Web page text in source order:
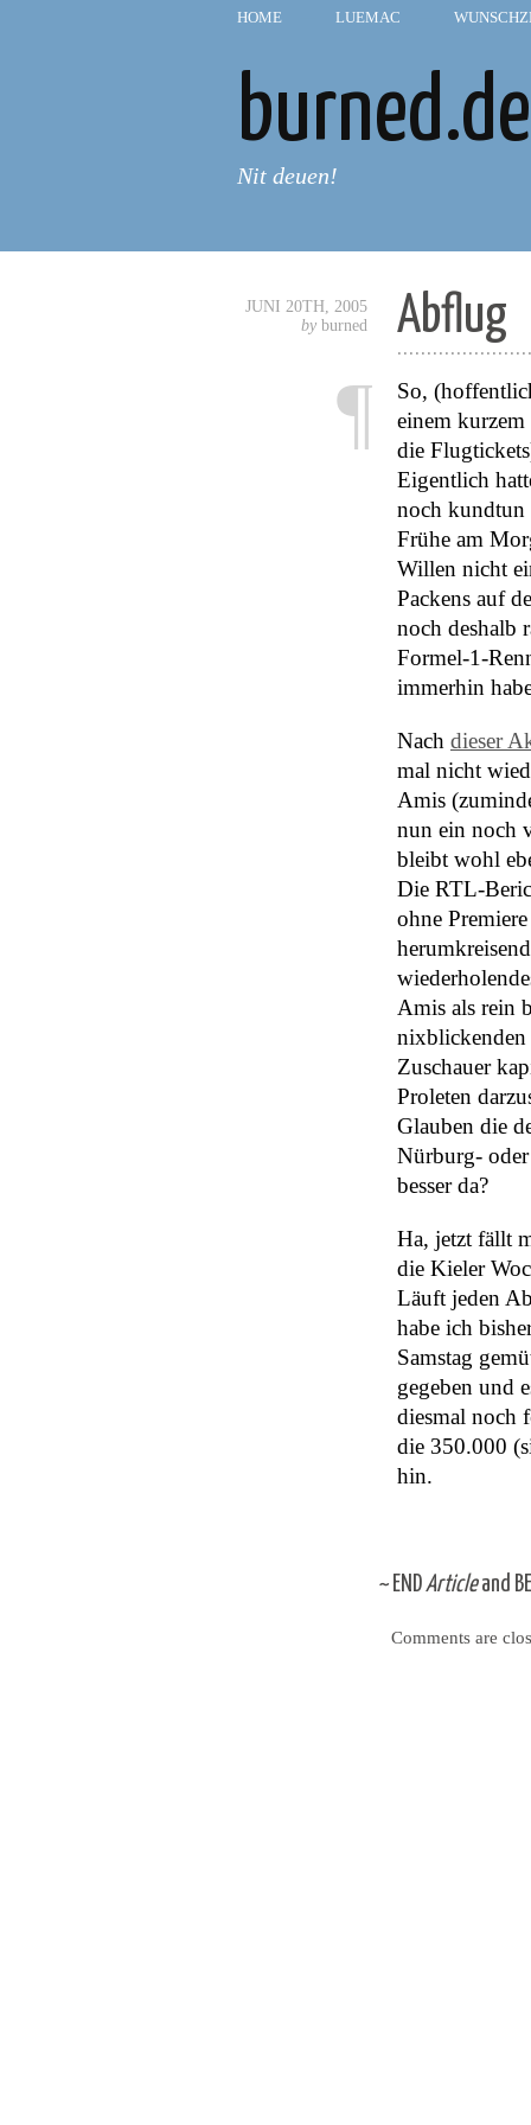
HOME LUEMAC
burned.de
Nit deuen!
JUNI 20TH, 2005
by burned Abflug
¶
So,
einem
die
Eigentlich
noch kundtun
Frühe am
Willen nicht
Packens auf
noch deshalb
Formel-1-
immerhin
Nach dieser
mal nicht
Amis
nun ein noch
bleibt wohl
Die RTL-
ohne
Amis als rein
nixblickenden
Zuschauer
Proleten
Glauben die
Nürburg-
besser da?
Ha, jetzt fällt
die Kieler
Läuft jeden
habe ich
Samstag
gegeben und
diesmal noch
die 350.000
hin.
~ ENDArticleand
Comments are